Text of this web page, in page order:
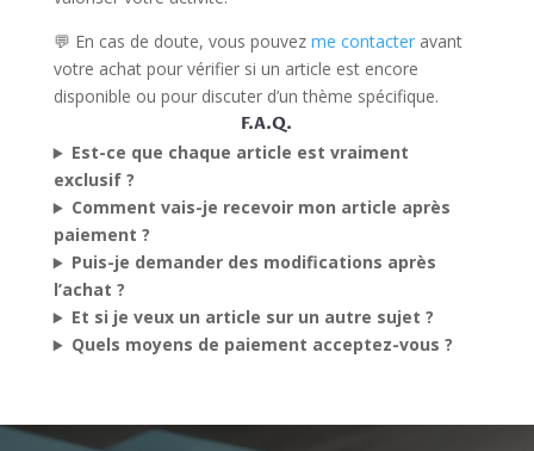
💬 En cas de doute, vous pouvez me contacteravant
votre achat pour vérifier si un article est encore
disponible ou pour discuter d’un thème spécifique.
F.A.Q.
Est-ce que chaque article est vraiment
exclusif ?
Comment vais-je recevoir mon article après
paiement ?
Puis-je demander des modifications après
l’achat ?
Et si je veux un article sur un autre sujet ?
Quels moyens de paiement acceptez-vous ?